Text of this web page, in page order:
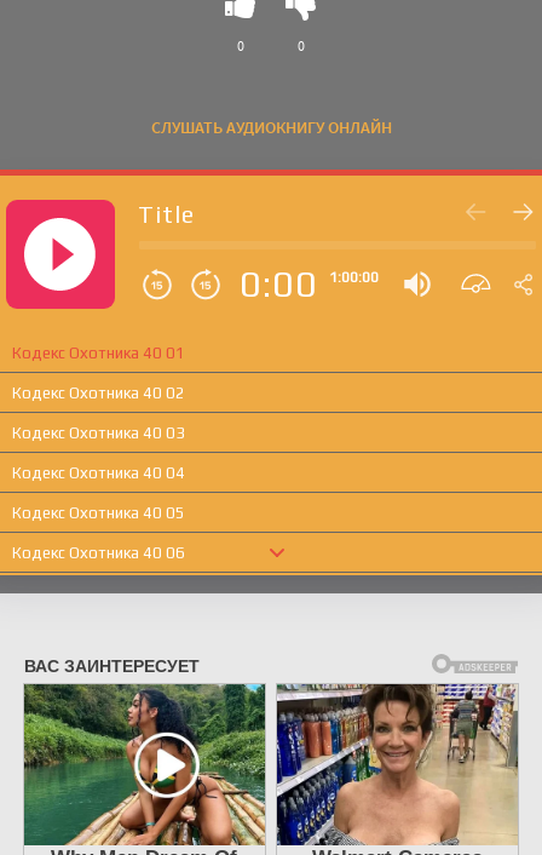
СЛУШАТЬ АУДИОКНИГУ ОНЛАЙН
0 0
Title
0:00 1:00:00
Кодекс Охотника 40 01
Кодекс Охотника 40 02
Кодекс Охотника 40 03
Кодекс Охотника 40 04
Кодекс Охотника 40 05
Кодекс Охотника 40 06
Кодекс Охотника 40 07
Кодекс Охотника 40 09